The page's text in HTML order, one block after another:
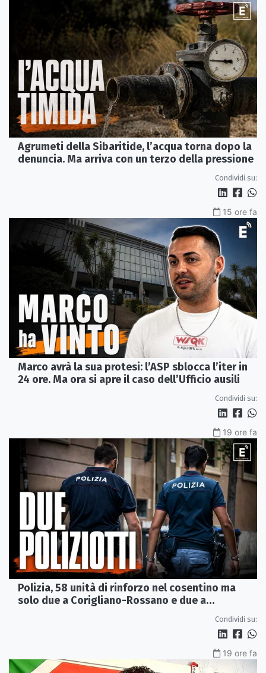
Agrumeti della Sibaritide, l’acqua torna dopo la
denuncia. Ma arriva con un terzo della pressione
Condividi su:
15 ore fa
Marco avrà la sua protesi: l’ASP sblocca l’iter in
24 ore. Ma ora si apre il caso dell’Ufficio ausili
Condividi su:
19 ore fa
Polizia, 58 unità di rinforzo nel cosentino ma
solo due a Corigliano-Rossano e due a
Condividi su:
19 ore fa